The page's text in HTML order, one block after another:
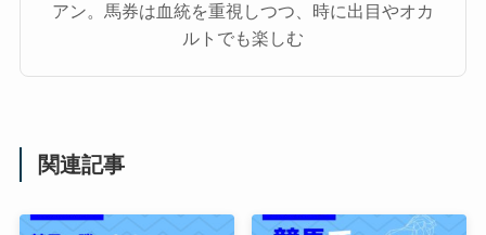
アン。馬券は血統を重視しつつ、時に出目やオカ
ルトでも楽しむ
関連記事